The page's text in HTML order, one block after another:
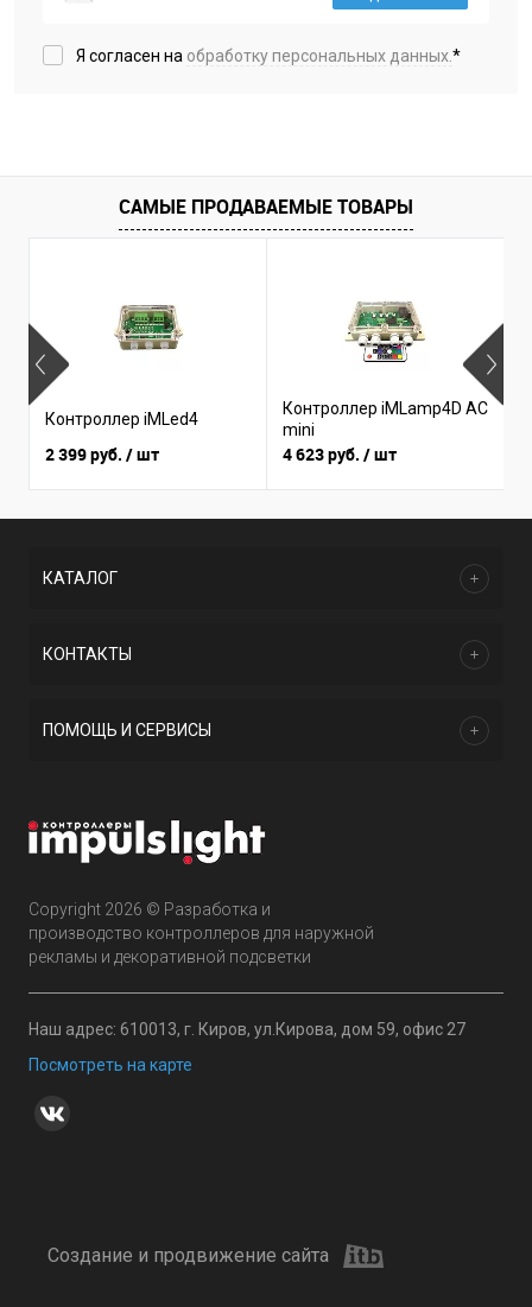
Я согласен на обработку персональных данных.*
САМЫЕ ПРОДАВАЕМЫЕ ТОВАРЫ
Контроллер iMLed4
2 399 руб. / шт
Контроллер iMLamp4D AC
mini
4 623 руб. / шт
Copyright 2026 © Разработка и
производство контроллеров для наружной
рекламы и декоративной подсветки
Наш адрес: 610013, г. Киров, ул.Кирова, дом 59, офис 27
Посмотреть на карте
Создание и продвижение сайта
КАТАЛОГ
КОНТАКТЫ
ПОМОЩЬ И СЕРВИСЫ